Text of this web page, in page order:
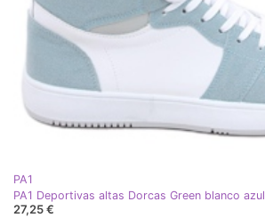
PA1
PA1 Deportivas altas Dorcas Green blanco azul
27,25 €